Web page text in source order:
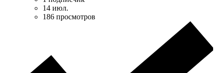
14 июл.
186 просмотров